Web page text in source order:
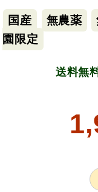
国産 無農薬
園限定
送料無